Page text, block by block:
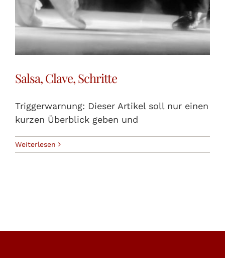
Salsa, Clave, Schritte
Triggerwarnung: Dieser Artikel soll nur einen
kurzen Überblick geben und
Weiterlesen